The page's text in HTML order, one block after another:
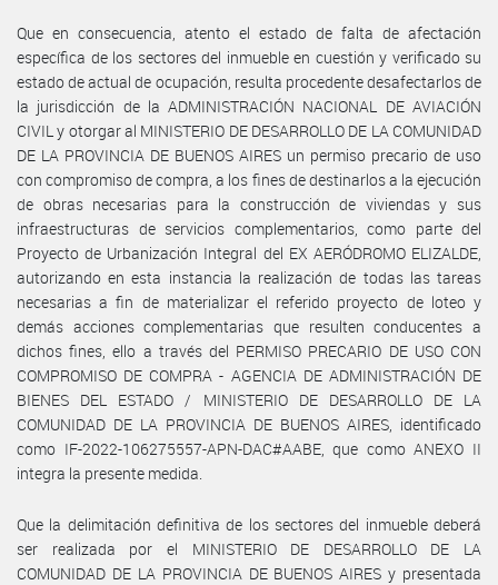
Que en consecuencia, atento el estado de falta de afectación
específica de los sectores del inmueble en cuestión y verificado su
estado de actual de ocupación, resulta procedente desafectarlos de
la jurisdicción de la ADMINISTRACIÓN NACIONAL DE AVIACIÓN
CIVIL y otorgar al MINISTERIO DE DESARROLLO DE LA COMUNIDAD
DE LA PROVINCIA DE BUENOS AIRES un permiso precario de uso
con compromiso de compra, a los fines de destinarlos a la ejecución
de obras necesarias para la construcción de viviendas y sus
infraestructuras de servicios complementarios, como parte del
Proyecto de Urbanización Integral del EX AERÓDROMO ELIZALDE,
autorizando en esta instancia la realización de todas las tareas
necesarias a fin de materializar el referido proyecto de loteo y
demás acciones complementarias que resulten conducentes a
dichos fines, ello a través del PERMISO PRECARIO DE USO CON
COMPROMISO DE COMPRA - AGENCIA DE ADMINISTRACIÓN DE
BIENES DEL ESTADO / MINISTERIO DE DESARROLLO DE LA
COMUNIDAD DE LA PROVINCIA DE BUENOS AIRES, identificado
como IF-2022-106275557-APN-DAC#AABE, que como ANEXO II
integra la presente medida.
Que la delimitación definitiva de los sectores del inmueble deberá
ser realizada por el MINISTERIO DE DESARROLLO DE LA
COMUNIDAD DE LA PROVINCIA DE BUENOS AIRES y presentada